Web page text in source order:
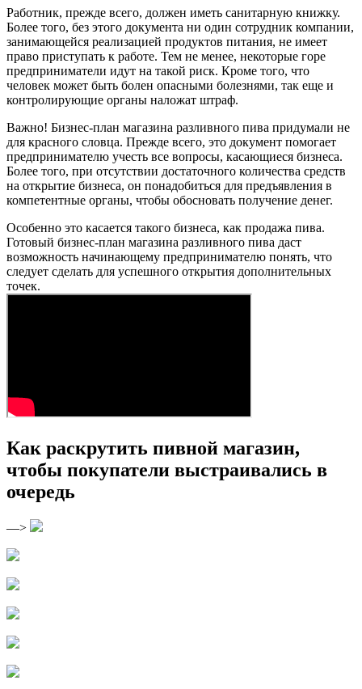
Работник, прежде всего, должен иметь санитарную книжку.
Более того, без этого документа ни один сотрудник компании,
занимающейся реализацией продуктов питания, не имеет
право приступать к работе. Тем не менее, некоторые горе
предприниматели идут на такой риск. Кроме того, что
человек может быть болен опасными болезнями, так еще и
контролирующие органы наложат штраф.
Важно! Бизнес-план магазина разливного пива придумали не
для красного словца. Прежде всего, это документ помогает
предпринимателю учесть все вопросы, касающиеся бизнеса.
Более того, при отсутствии достаточного количества средств
на открытие бизнеса, он понадобиться для предъявления в
компетентные органы, чтобы обосновать получение денег.
Особенно это касается такого бизнеса, как продажа пива.
Готовый бизнес-план магазина разливного пива даст
возможность начинающему предпринимателю понять, что
следует сделать для успешного открытия дополнительных
точек.
Как раскрутить пивной магазин,
чтобы покупатели выстраивались в
очередь
—>